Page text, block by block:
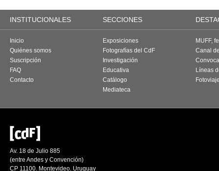
INSTITUCIONALES SECCIONES
Inicio
Quiénes somos
Suscripción
FAQ
Contacto
Exposiciones
Fotografías del CdF
Investigación
Educativa
Catálogo
Mediateca
MUFF,
Canal
Líneas
Av. 18 de Julio 885
(entre Andes y Convención)
CP 11100. Montevideo. Uruguay